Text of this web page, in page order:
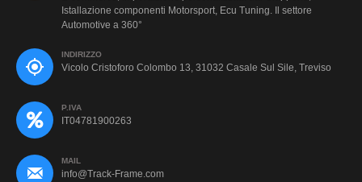
Istallazione componenti Motorsport, Ecu Tuning. Il settore
Automotive a 360°
INDIRIZZO
Vicolo Cristoforo Colombo 13, 31032 Casale Sul Sile, Treviso
P.IVA
IT04781900263
MAIL
info@Track-Frame.com